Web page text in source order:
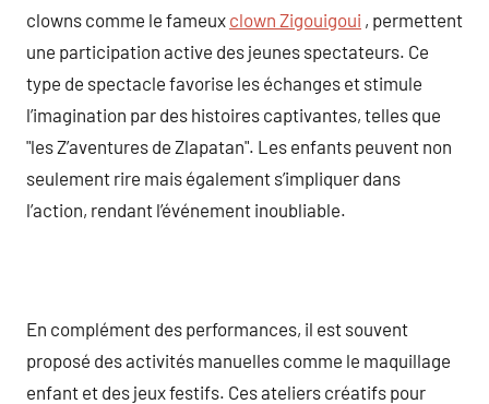
clowns comme le fameux clown Zigouigoui , permettent
une participation active des jeunes spectateurs. Ce
type de spectacle favorise les échanges et stimule
l’imagination par des histoires captivantes, telles que
"les Z’aventures de Zlapatan". Les enfants peuvent non
seulement rire mais également s’impliquer dans
l’action, rendant l’événement inoubliable.
En complément des performances, il est souvent
proposé des activités manuelles comme le maquillage
enfant et des jeux festifs. Ces ateliers créatifs pour